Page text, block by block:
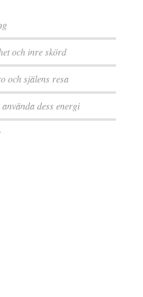
och inre skörd
och själens resa
dess energi